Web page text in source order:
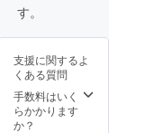
す。
支援に関するよ
くある質問
手数料はいく
らかかります
か？